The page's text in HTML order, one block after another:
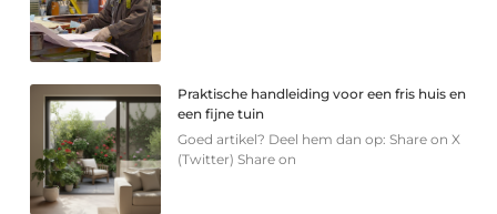
Praktische handleiding voor een fris huis en
een fijne tuin
Goed artikel? Deel hem dan op: Share on X
(Twitter) Share on